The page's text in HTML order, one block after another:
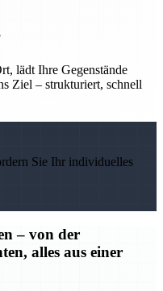
lädt Ihre Gegenstände
Ziel – strukturiert, schnell
Sie Ihr individuelles
– von der
alles aus einer